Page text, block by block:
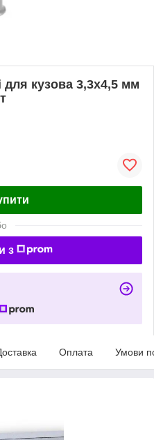
для кузова 3,3х4,5 мм
з
Оплата Умови